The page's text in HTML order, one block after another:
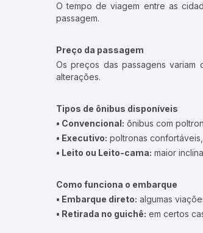
O tempo de viagem entre as
passagem.
Preço da passagem
Os preços das passagens
alterações.
Tipos de ônibus disponíveis
• Convencional: ônibus com
• Executivo: poltronas
• Leito ou Leito-cama: maior
Como funciona o embarque
• Embarque direto: algumas
• Retirada no guichê: em certos